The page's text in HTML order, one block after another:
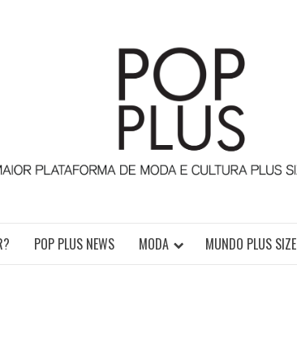
POP PLUS NEWS MODA MUNDO PLUS SIZE